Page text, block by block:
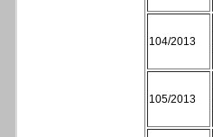
104/2013
105/2013